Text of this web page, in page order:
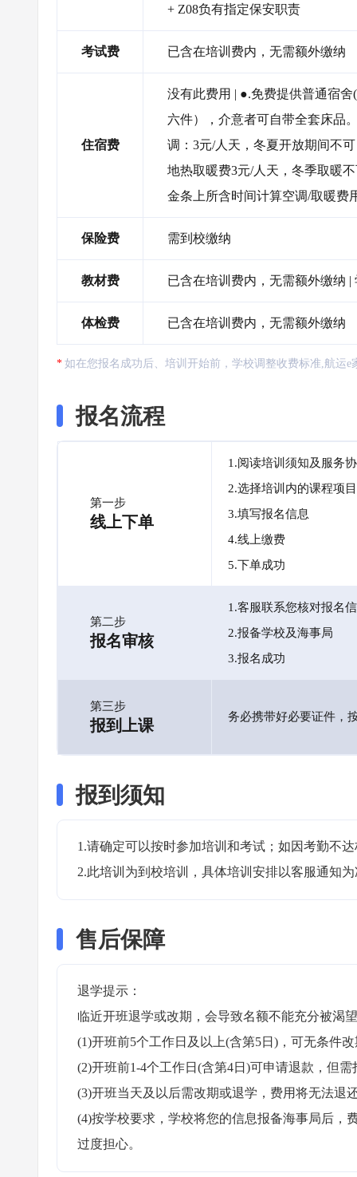
+ Z08负有指定保安职责
考试费 已含在培训费内，无需额外缴纳
住宿费
没有此费用 | ●.免费提供普通宿
六件），介意者可自带全套床品
调：3元/人天，冬夏开放期间不
地热取暖费3元/人天，冬季取暖
金条上所含时间计算空调/取暖费
保险费 需到校缴纳
教材费 已含在培训费内，无需额外缴纳
体检费 已含在培训费内，无需额外缴纳
如在您报名成功后、培训开始前，学校调整收费标准,航运
报名流程
第一步
线上下单
1.阅读培训须知及服务
2.选择培训内的课程项目
3.填写报名信息
4.线上缴费
5.下单成功
第二步
报名审核
1.客服联系您核对报名
2.报备学校及海事局
3.报名成功
第三步
报到上课 务必携带好必要证件，
报到须知
1.请确定可以按时参加培训和考试；如因考勤不
2.此培训为到校培训，具体培训安排以客服通知
售后保障
退学提示：
临近开班退学或改期，会导致名额不能充分被渴
(1)开班前5个工作日及以上(含第5日)，可无条件
(2)开班前1-4个工作日(含第4日)可申请退款，但
(3)开班当天及以后需改期或退学，费用将无法退
(4)按学校要求，学校将您的信息报备海事局后，
过度担心。